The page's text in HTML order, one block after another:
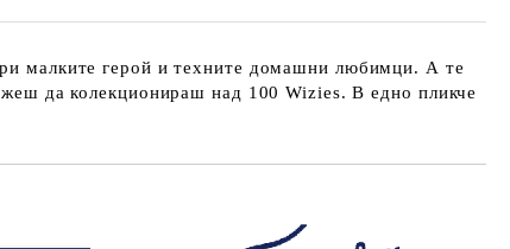
малките герой и техните домашни любимци. А те
да колекционираш над 100 Wizies. В едно пликче